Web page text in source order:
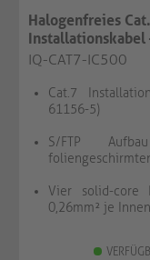
Halogenfreies
IQ-CAT7-IC500
Cat.7
61156-5)
S/FTP
Vier solid-core
0,26mm² je